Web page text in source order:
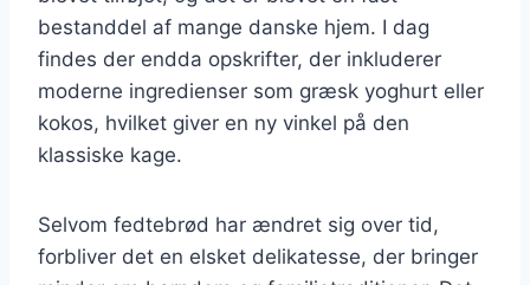
bestanddel af mange danske hjem. I dag
findes der endda opskrifter, der inkluderer
moderne ingredienser som græsk yoghurt eller
kokos, hvilket giver en ny vinkel på den
klassiske kage.
Selvom fedtebrød har ændret sig over tid,
forbliver det en elsket delikatesse, der bringer